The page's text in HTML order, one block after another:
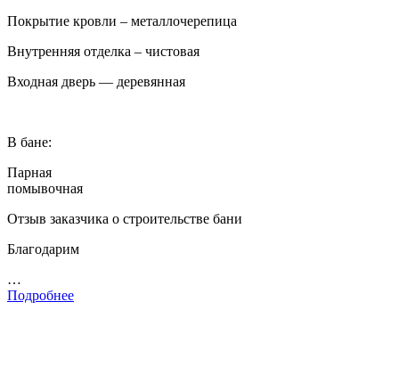
Покрытие кровли – металлочерепица
Внутренняя отделка – чистовая
Входная дверь — деревянная
В бане:
Парная
помывочная
Отзыв заказчика о строительстве бани
Благодарим
…
Подробнее